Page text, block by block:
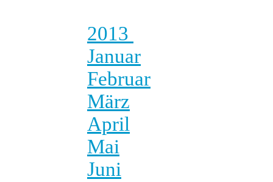
2013
Januar
Februar
März
April
Mai
Juni